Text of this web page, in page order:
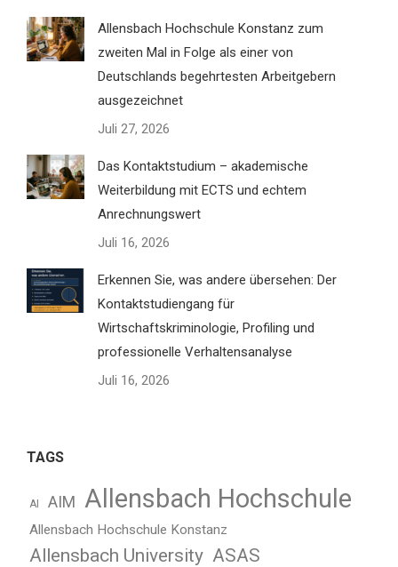
Allensbach Hochschule Konstanz zum
zweiten Mal in Folge als einer von
Deutschlands begehrtesten Arbeitgebern
ausgezeichnet
Juli 27, 2026
Das Kontaktstudium – akademische
Weiterbildung mit ECTS und echtem
Anrechnungswert
Juli 16, 2026
Erkennen Sie, was andere übersehen: Der
Kontaktstudiengang für
Wirtschaftskriminologie, Profiling und
professionelle Verhaltensanalyse
Juli 16, 2026
TAGS
AI AIM Allensbach Hochschule
Allensbach Hochschule Konstanz
Allensbach University ASAS